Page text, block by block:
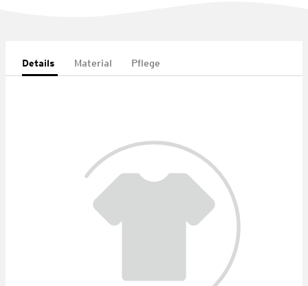
Details Material Pflege